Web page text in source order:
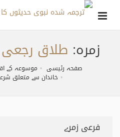
زمره: طلاق رجعی
صفحہ رئیسی موسوعہ کے
خاندان سے متعلق
فرعی زمرے